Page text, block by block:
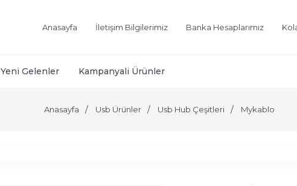
Anasayfa İletişim Bilgilerimiz Banka Hesaplarımız
Yeni Gelenler Kampanyali Ürünler
Anasayfa Usb Ürünler Usb Hub Çeşitleri Mykablo